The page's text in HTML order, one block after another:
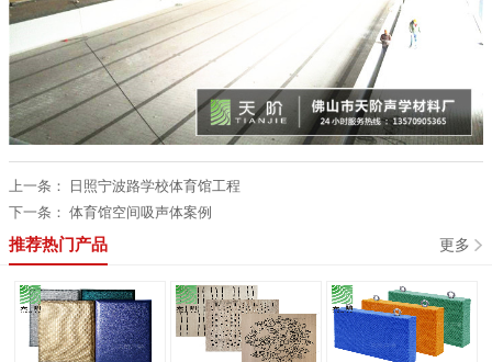
上一条：
日照宁波路学校体育馆工程
下一条： 体育馆空间吸声体案例
推荐热门产品 更多